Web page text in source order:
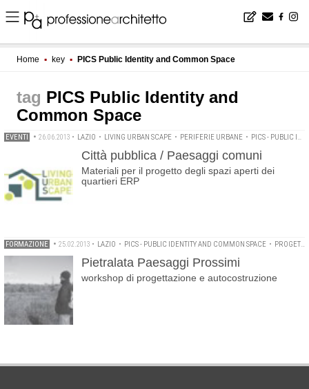
Home ▪ key ▪ PICS Public Identity and Common Space
PICS Public Identity and
Common Space
EVENTI • 26.06.2013 • LAZIO • LIVING URBAN SCAPE • PERIFERIE URBANE • PICS - PUBLIC IDENTITY AND COMMON SPACE
Città pubblica / Paesaggi comuni
Materiali per il progetto degli spazi aperti dei
quartieri ERP
FORMAZIONE • 25.02.2013 • LAZIO • PICS - PUBLIC IDENTITY AND COMMON SPACE • PROGETTAZIONE PARTECIPATA
Pietralata Paesaggi Prossimi
workshop di progettazione e autocostruzione